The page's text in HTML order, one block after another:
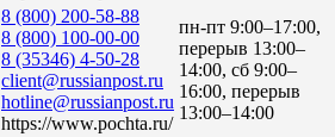
8 (800) 200-58-88
8 (800) 100-00-00
8 (35346) 4-50-28
client@russianpost.ru
hotline@russianpost.ru
https://www.pochta.ru/
пн-пт 9:00–17:00,
перерыв 13:00–
14:00, сб 9:00–
16:00, перерыв
13:00–14:00